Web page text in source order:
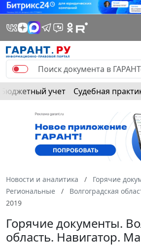
Бюджетный учет Судебная
Новости и аналитика
Горячие
Региональные
Волгоградская
2019
Горячие документы.
область. Навигатор.